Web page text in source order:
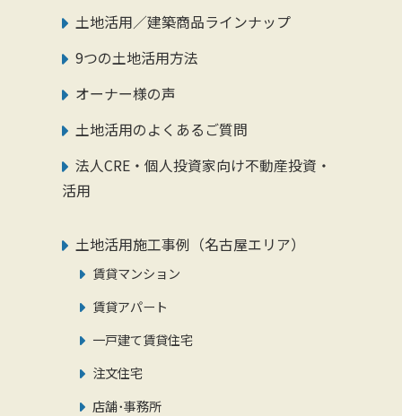
土地活用／建築商品ラインナップ
9つの土地活用方法
オーナー様の声
土地活用のよくあるご質問
法人CRE・個人投資家向け不動産投資・
活用
土地活用施工事例（名古屋エリア）
賃貸マンション
賃貸アパート
一戸建て賃貸住宅
注文住宅
店舗･事務所